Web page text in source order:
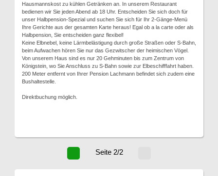
Hausmannskost zu kühlen Getränken an. In unserem Restaurant
bedienen wir Sie jeden Abend ab 18 Uhr. Entscheiden Sie sich doch für
unser Halbpension-Spezial und suchen Sie sich für Ihr 2-Gänge-Menü
Ihre Gerichte aus der gesamten Karte heraus! Egal ob a la carte oder als
Halbpension, Sie entscheiden ganz flexibel!
Keine Elbnebel, keine Lärmbelästigung durch große Straßen oder S-Bahn,
beim Aufwachen hören Sie nur das Gezwitscher der heimischen Vögel.
Von unserem Haus sind es nur 20 Gehminuten bis zum Zentrum von
Königstein, wo Sie Anschluss zu S-Bahn sowie zur Elbeschifffahrt haben.
200 Meter entfernt von Ihrer Pension Lachmann befindet sich zudem eine
Bushaltestelle.
Direktbuchung möglich.
Seite 2/2